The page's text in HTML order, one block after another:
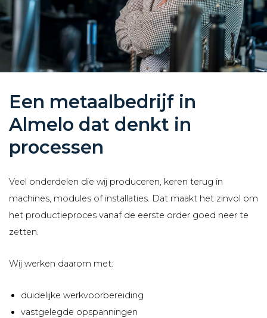
Een metaalbedrijf in
Almelo dat denkt in
processen
Veel onderdelen die wij produceren, keren terug in
machines, modules of installaties. Dat maakt het zinvol om
het productieproces vanaf de eerste order goed neer te
zetten.
Wij werken daarom met:
duidelijke werkvoorbereiding
vastgelegde opspanningen